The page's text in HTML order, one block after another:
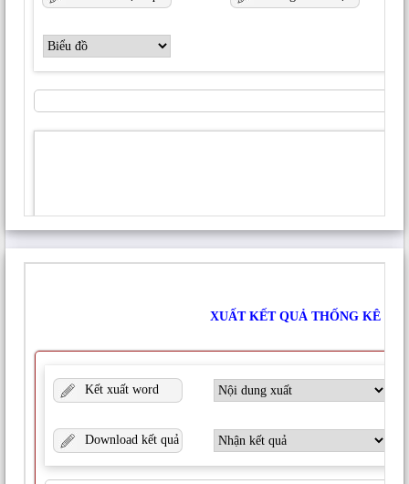
NỘI DUNG CÓ LIÊN QUAN
THÔN MỚI SANG WORD VÀ EXCEL
TranQuocHoan 19 Tháng 6, 2025